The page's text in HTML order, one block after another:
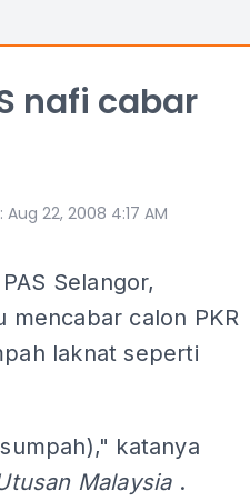
nafi cabar
: Aug 22, 2008 4:17 AM
Selangor,
mencabar calon PKR
laknat seperti
katanya
Malaysia .